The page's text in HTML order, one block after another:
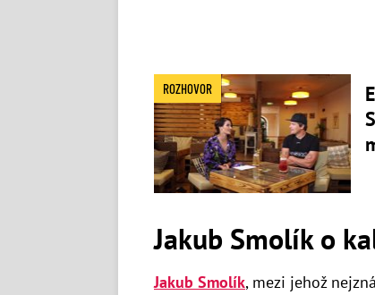
ROZHOVOR
Jakub Smolík o
Jakub Smolík, mezi jehož